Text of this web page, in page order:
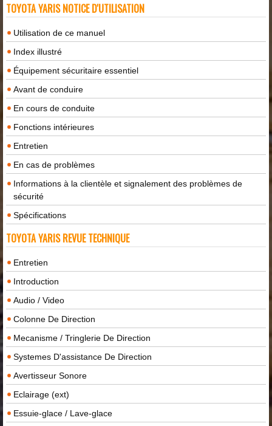
TOYOTA YARIS NOTICE D'UTILISATION
Utilisation de ce manuel
Index illustré
Équipement sécuritaire essentiel
Avant de conduire
En cours de conduite
Fonctions intérieures
Entretien
En cas de problèmes
Informations à la clientèle et signalement des problèmes de
sécurité
Spécifications
TOYOTA YARIS REVUE TECHNIQUE
Entretien
Introduction
Audio / Video
Colonne De Direction
Mecanisme / Tringlerie De Direction
Systemes D'assistance De Direction
Avertisseur Sonore
Eclairage (ext)
Essuie-glace / Lave-glace